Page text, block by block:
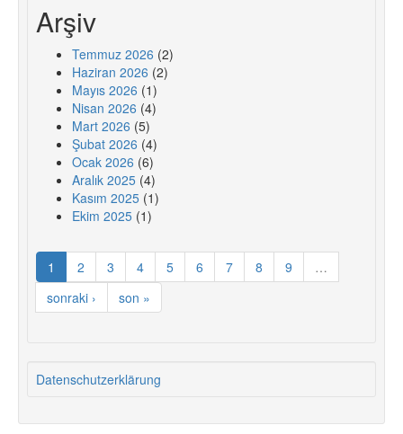
Arşiv
Temmuz 2026 (2)
Haziran 2026 (2)
Mayıs 2026 (1)
Nisan 2026 (4)
Mart 2026 (5)
Şubat 2026 (4)
Ocak 2026 (6)
Aralık 2025 (4)
Kasım 2025 (1)
Ekim 2025 (1)
1 2 3 4 5 6 7 8 9
…
sonraki ›
son »
Datenschutzerklärung